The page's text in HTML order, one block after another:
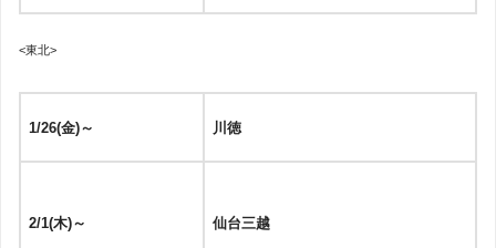
<東北>
1/26(金)～ 川徳
2/1(木)～ 仙台三越